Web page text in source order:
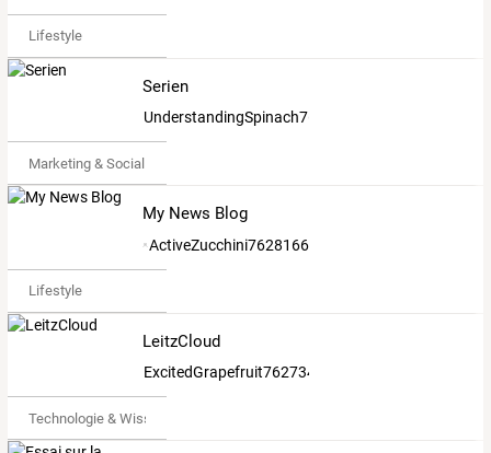
Lifestyle
Serien
UnderstandingSpinach7628270
Marketing & Social Media
My News Blog
ActiveZucchini7628166
Lifestyle
LeitzCloud
ExcitedGrapefruit7627346
Technologie & Wissenschaft